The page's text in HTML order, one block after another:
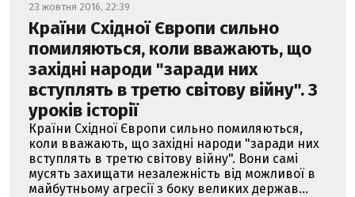
23 жовтня 2016, 22:39
Країни Східної Європи сильно
помиляються, коли вважають, що
західні народи "заради них
вступлять в третю світову війну". З
уроків історії
Країни Східної Європи сильно помиляються,
коли вважають, що західні народи "заради них
вступлять в третю світову війну". Вони самі
мусять захищати незалежність від можливої в
майбутньому агресії з боку великих держав...